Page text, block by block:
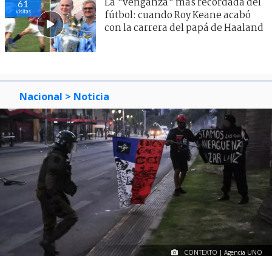
61
visitas
fútbol: cuando Roy Keane acabó
con la carrera del papá de Haaland
Nacional > Noticia
CONTEXTO | Agencia UNO